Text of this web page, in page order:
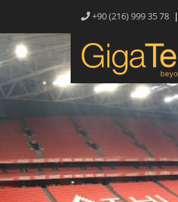
+90 (216) 999 35 78 |